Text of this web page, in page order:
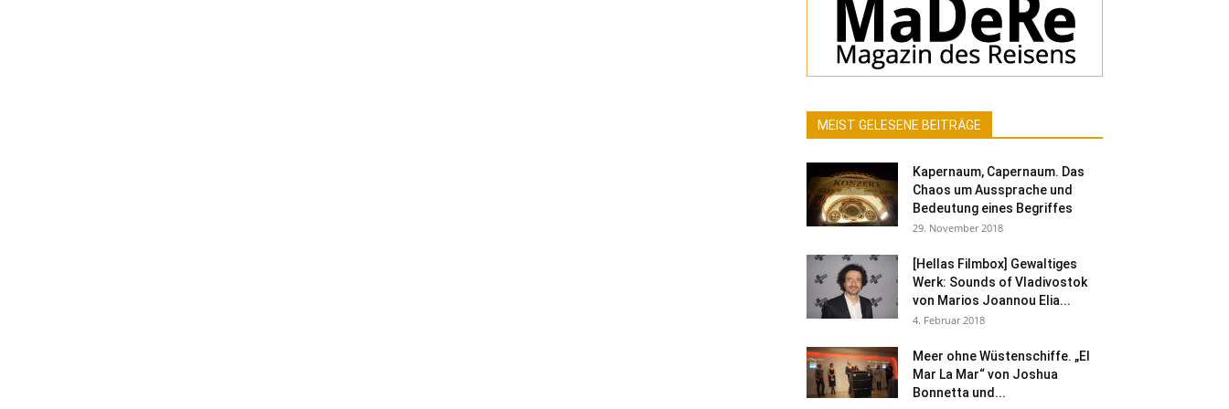
MEIST GELESENE BEITRÄGE
Kapernaum, Capernaum. Das
Chaos um Aussprache und
Bedeutung eines Begriffes
29. November 2018
[Hellas Filmbox] Gewaltiges
Werk: Sounds of Vladivostok
von Marios Joannou Elia...
4. Februar 2018
Meer ohne Wüstenschiffe. „El
Mar La Mar“ von Joshua
Bonnetta und...